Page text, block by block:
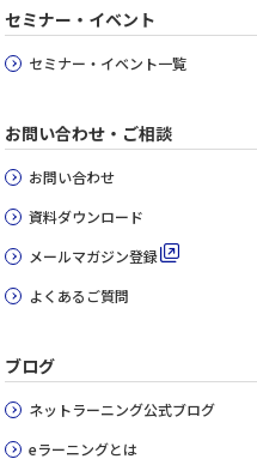
セミナー・イベント
セミナー・イベント一覧
お問い合わせ・ご相談
お問い合わせ
資料ダウンロード
メールマガジン登録
よくあるご質問
ブログ
ネットラーニング公式ブログ
eラーニングとは